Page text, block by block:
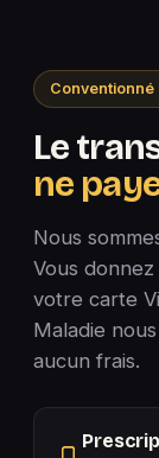
Conventionné
Le
ne
Nous
Vous
votre carte
Maladie
aucun frais.